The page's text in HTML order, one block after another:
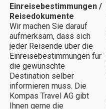
Einreisebestimmungen /
Reisedokumente
Wir machen Sie darauf
aufmerksam, dass sich
jeder Reisende über die
Einreisebestimmungen für
die gewünschte
Destination selber
informieren muss. Die
Kompas Travel AG gibt
Ihnen gerne die